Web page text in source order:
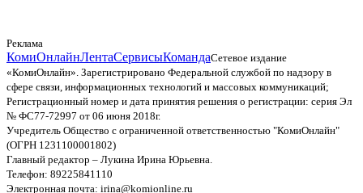
Реклама
КомиОнлайнЛентаСервисыКомандаСетевое издание
«КомиОнлайн». Зарегистрировано Федеральной службой по надзору в
сфере связи, информационных технологий и массовых коммуникаций;
Регистрационный номер и дата принятия решения о регистрации: серия Эл
№ ФС77-72997 от 06 июня 2018г.
Учредитель Общество с ограниченной ответственностью "КомиОнлайн"
(ОГРН 1231100001802)
Главный редактор – Лукина Ирина Юрьевна.
Телефон: 89225841110
Электронная почта: irina@komionline.ru